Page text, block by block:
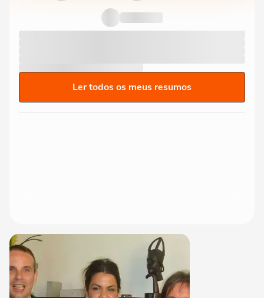
Ler todos os meus resumos